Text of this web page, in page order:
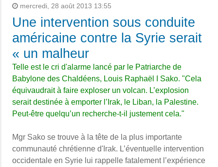
mercredi, 28 août 2013 13:55
Une intervention sous conduite
américaine contre la Syrie serait
« un malheur
Telle est le cri d'alarme lancé par le Patriarche de
Babylone des Chaldéens, Louis Raphaël I Sako. "Cela
équivaudrait à faire exploser un volcan. L’explosion
serait destinée à emporter l’Irak, le Liban, la Palestine.
Peut-être quelqu’un recherche-t-il justement cela."
Mgr Sako se trouve à la tête de la plus importante
communauté chrétienne d'Irak. L’éventuelle intervention
occidentale en Syrie lui rappelle fatalement l’expérience